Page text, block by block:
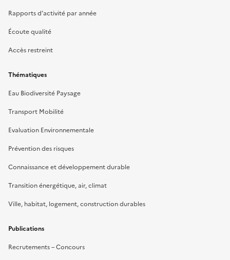
Rapports d’activité par année
Écoute qualité
Accès restreint
Thématiques
Eau Biodiversité Paysage
Transport Mobilité
Evaluation Environnementale
Prévention des risques
Connaissance et développement durable
Transition énergétique, air, climat
Ville, habitat, logement, construction durables
Publications
Recrutements – Concours